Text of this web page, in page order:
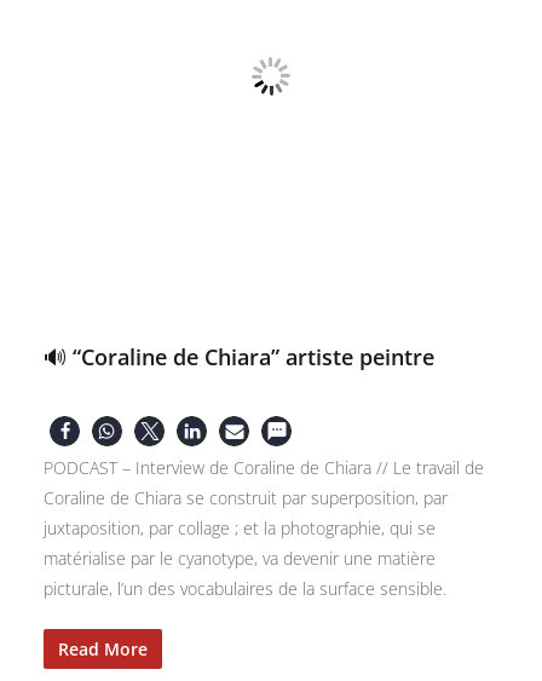
🔊 “Coraline de Chiara” artiste peintre
PODCAST – Interview de Coraline de Chiara // Le travail de
Coraline de Chiara se construit par superposition, par
juxtaposition, par collage ; et la photographie, qui se
matérialise par le cyanotype, va devenir une matière
picturale, l’un des vocabulaires de la surface sensible.
Read More